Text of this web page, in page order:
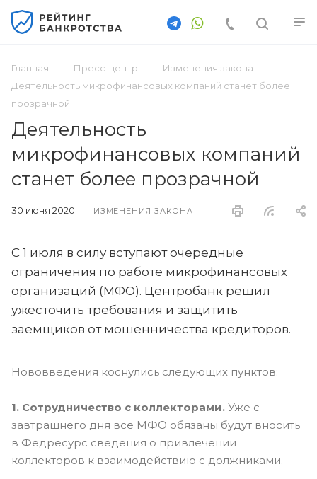
Главная Пресс-центр
Изменения закона
Деятельность микрофинансовых компаний станет более
прозрачной
Деятельность
микрофинансовых компаний
станет более прозрачной
30 июня 2020 ИЗМЕНЕНИЯ ЗАКОНА
С 1 июля в силу вступают очередные
ограничения по работе микрофинансовых
организаций (МФО). Центробанк решил
ужесточить требования и защитить
заемщиков от мошенничества кредиторов.
Нововведения коснулись следующих пунктов:
1. Сотрудничество с коллекторами. Уже с
завтрашнего дня все МФО обязаны будут вносить
в Федресурс сведения о привлечении
коллекторов к взаимодействию с должниками.